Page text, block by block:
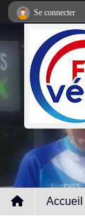
Accueil
Se connecter
Panneau de